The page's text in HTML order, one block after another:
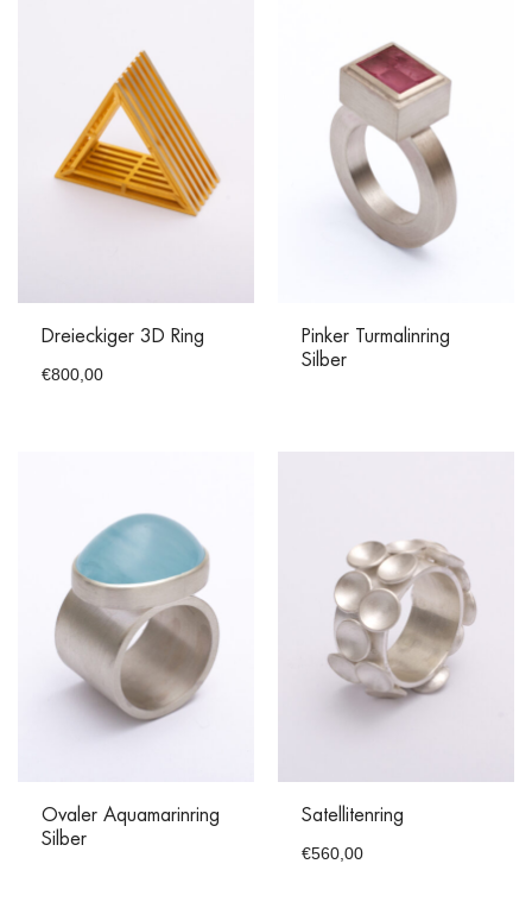
Dreieckiger 3D Ring
€800,00
Pinker Turmalinring
Silber
Ovaler Aquamarinring
Silber
Satellitenring
€560,00